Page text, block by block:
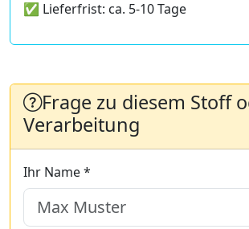
✅ Lieferfrist: ca. 5-10 Tage
Frage zu diesem Stoff
Verarbeitung
Ihr Name *